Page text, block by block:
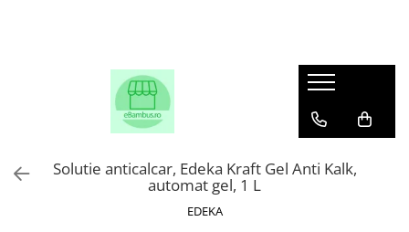
Solutie anticalcar, Edeka Kraft Gel Anti Kalk,
automat gel, 1 L
EDEKA